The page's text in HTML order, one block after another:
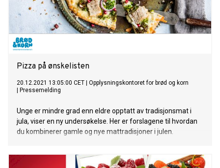
Pizza på ønskelisten
20.12.2021 13:05:00 CET
Opplysningskontoret for brød og korn
Pressemelding
Unge er mindre grad enn eldre opptatt av tradisjonsmat i
jula, viser en ny undersøkelse. Her er forslagene til hvordan
du kombinerer gamle og nye mattradisjoner i julen.